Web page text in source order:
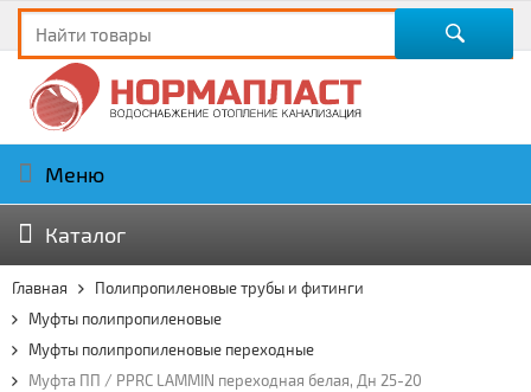
Меню
Каталог
Главная
Полипропиленовые трубы и фитинги
Муфты полипропиленовые
Муфты полипропиленовые переходные
Муфта ПП / PPRC LAMMIN переходная белая, Дн 25-20